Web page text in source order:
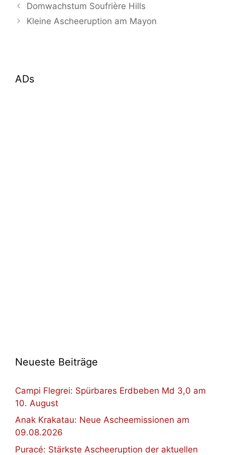
Domwachstum Soufrière Hills
Kleine Ascheeruption am Mayon
ADs
Neueste Beiträge
Campi Flegrei: Spürbares Erdbeben Md 3,0 am
10. August
Anak Krakatau: Neue Ascheemissionen am
09.08.2026
Puracé: Stärkste Ascheeruption der aktuellen